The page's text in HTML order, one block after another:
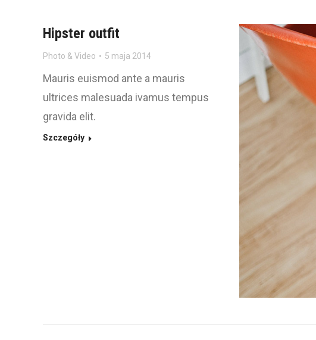
Hipster outfit
Photo & Video 5 maja 2014
Mauris euismod ante a mauris
ultrices malesuada ivamus tempus
gravida elit.
Szczegóły